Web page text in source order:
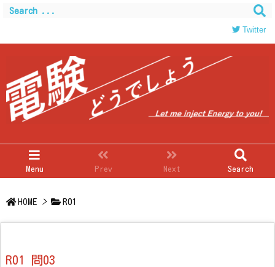
Menu Prev Next Search
Twitter
HOME > R01
R01 問03